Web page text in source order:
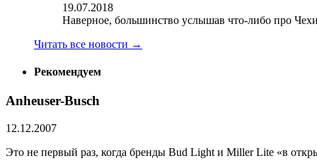
19.07.2018
Наверное, большинство услышав что-либо про
Читать все новости →
Рекомендуем
Anheuser-Busch
12.12.2007
Это не первый раз, когда бренды Bud Light и Miller Lite «в